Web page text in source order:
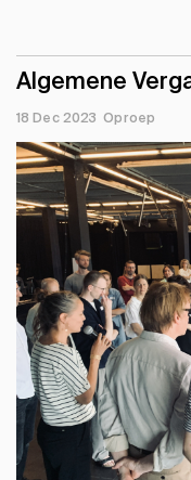
Algemene
18 Dec 2023 Oproep